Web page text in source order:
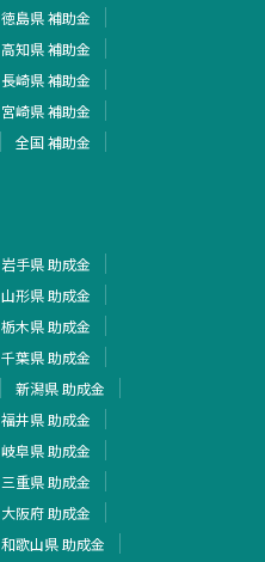
徳島県 補助金
高知県 補助金
長崎県 補助金
宮崎県 補助金
全国 補助金
岩手県 助成金
山形県 助成金
栃木県 助成金
千葉県 助成金
新潟県 助成金
福井県 助成金
岐阜県 助成金
三重県 助成金
大阪府 助成金
和歌山県 助成金